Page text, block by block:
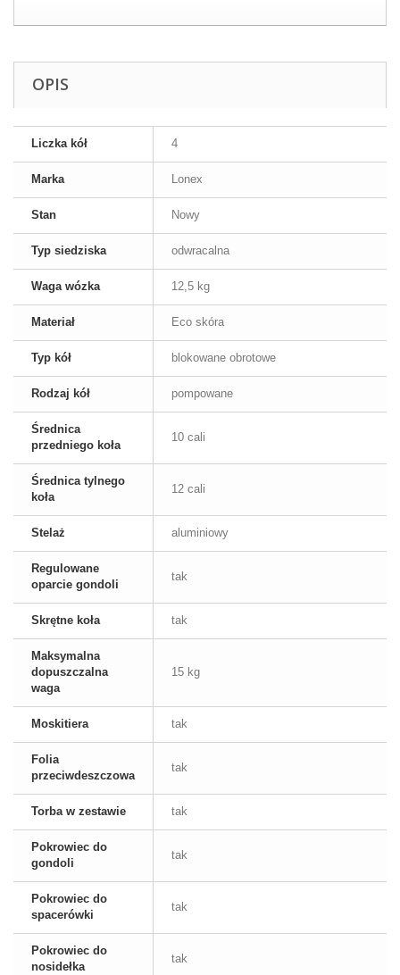
OPIS
Liczka kół 4
Marka Lonex
Stan Nowy
Typ siedziska odwracalna
Waga wózka 12,5 kg
Materiał Eco skóra
Typ kół blokowane obrotowe
Rodzaj kół pompowane
Średnica
przedniego koła
10 cali
Średnica tylnego
koła
12 cali
Stelaż aluminiowy
Regulowane
oparcie gondoli
tak
Skrętne koła tak
Maksymalna
dopuszczalna
waga
15 kg
Moskitiera tak
Folia
przeciwdeszczowa
tak
Torba w zestawie tak
Pokrowiec do
gondoli
tak
Pokrowiec do
spacerówki
tak
Pokrowiec do
nosidełka
tak